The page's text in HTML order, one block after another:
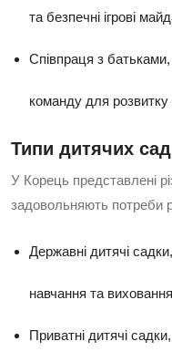
та безпечні ігрові
Співпраця з
команду для розвитку
Типи дитячих
У Корець представлені
задовольняють потреби
Державні дитячі
навчання та
Приватні дитячі